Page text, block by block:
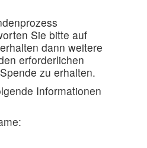
Sie bitte auf
dann weitere
erforderlichen
zu erhalten.
Informationen